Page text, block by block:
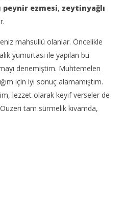
peynir ezmesi, zeytinyağlı
mahsullü olanlar. Öncelikle
yumurtası ile yapılan bu
denemiştim. Muhtemelen
için iyi sonuç alamamıştım.
lezzet olarak keyif verseler de
tam sürmelik kıvamda,